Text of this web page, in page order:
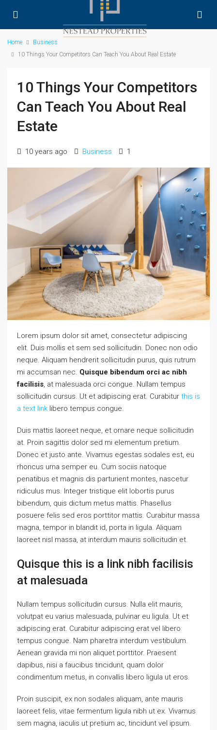
Home
Business
10 Things Your Competitors Can Teach You About Real Estate
10 Things Your Competitors
Can Teach You About Real
Estate
10 years ago Business 1
Lorem ipsum dolor sit amet, consectetur adipiscing
elit. Duis mollis et sem sed sollicitudin. Donec non odio
neque. Aliquam hendrerit sollicitudin purus, quis rutrum
mi accumsan nec. Quisque bibendum orci ac nibh
facilisis , at malesuada orci congue. Nullam tempus
sollicitudin cursus. Ut et adipiscing erat. Curabitur this is
a text link libero tempus congue.
Duis mattis laoreet neque, et ornare neque sollicitudin
at. Proin sagittis dolor sed mi elementum pretium.
Donec et justo ante. Vivamus egestas sodales est, eu
rhoncus urna semper eu. Cum sociis natoque
penatibus et magnis dis parturient montes, nascetur
ridiculus mus. Integer tristique elit lobortis purus
bibendum, quis dictum metus mattis. Phasellus
posuere felis sed eros porttitor mattis. Curabitur massa
magna, tempor in blandit id, porta in ligula. Aliquam
laoreet nisl massa, at interdum mauris sollicitudin et.
Quisque this is a link nibh facilisis
at malesuada
Nullam tempus sollicitudin cursus. Nulla elit mauris,
volutpat eu varius malesuada, pulvinar eu ligula. Ut et
adipiscing erat. Curabitur adipiscing erat vel libero
tempus congue. Nam pharetra interdum vestibulum.
Aenean gravida mi non aliquet porttitor. Praesent
dapibus, nisi a faucibus tincidunt, quam dolor
condimentum metus, in convallis libero ligula ut eros.
Proin suscipit, ex non sodales aliquam, ante mauris
laoreet felis, vitae fermentum ligula nibh ut ex. Vivamus
sem magna, iaculis ut pretium ac, tincidunt vel ipsum.